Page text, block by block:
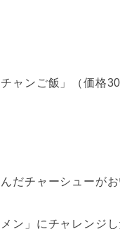
ャンご飯」（価格
だチャーシューがお
ン」にチャレンジし